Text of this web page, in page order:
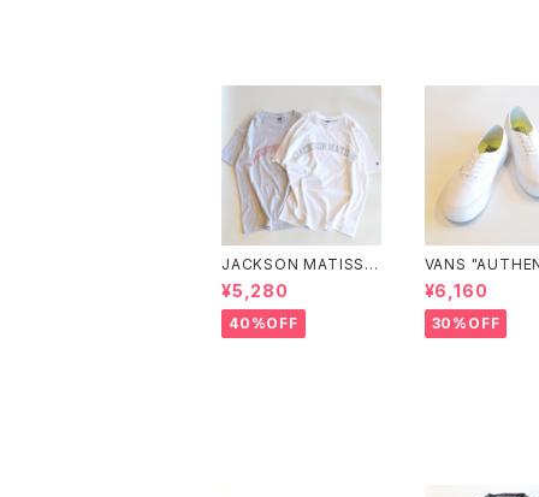
JACKSON MATISSE
"RUSSELL ATHLETI
C×JM Logo Tee"
¥5,280
40%OFF
VANS
VR3
D"
¥6,160
30%OFF